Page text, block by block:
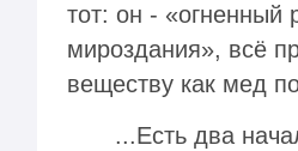
тот: он - «огненный
мироздания», всё
веществу как мед
...Есть два